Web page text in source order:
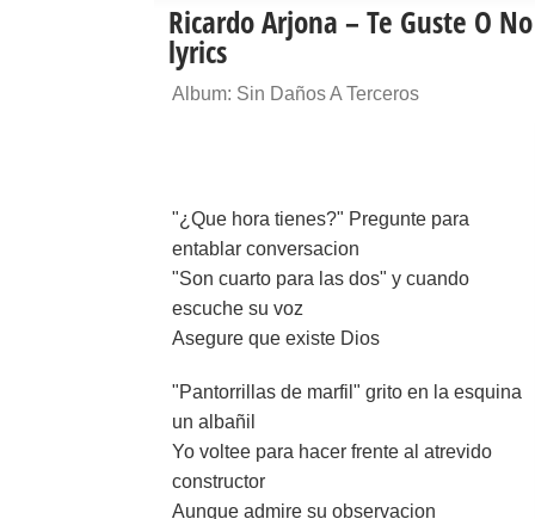
Ricardo Arjona – Te Guste O No
lyrics
Album: Sin Daños A Terceros
"¿Que hora tienes?" Pregunte para
entablar conversacion
"Son cuarto para las dos" y cuando
escuche su voz
Asegure que existe Dios
"Pantorrillas de marfil" grito en la esquina
un albañil
Yo voltee para hacer frente al atrevido
constructor
Aunque admire su observacion